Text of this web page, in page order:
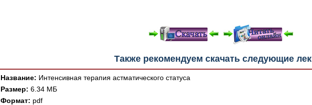
При просмотре в режиме "Читать онлайн" возможны различные ошибки отображения
поддержки Вашим браузером шрифтов и изменения размеров исходных шаблонов.
ошибка устраняется Вашим программным обеспечением автоматически.
Также рекомендуем скачать следующие
Название: Интенсивная терапия астматического статуса
Размер: 6.34 МБ
Формат: pdf